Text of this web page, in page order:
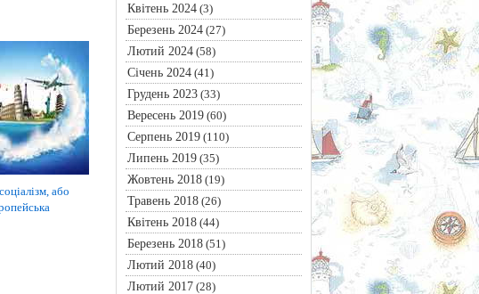
або
Квітень 2024(3)
Березень 2024(27)
Лютий 2024(58)
Січень 2024(41)
Грудень 2023(33)
Вересень 2019(60)
Серпень 2019(110)
Липень 2019(35)
Жовтень 2018(19)
Травень 2018(26)
Квітень 2018(44)
Березень 2018(51)
Лютий 2018(40)
Лютий 2017(28)